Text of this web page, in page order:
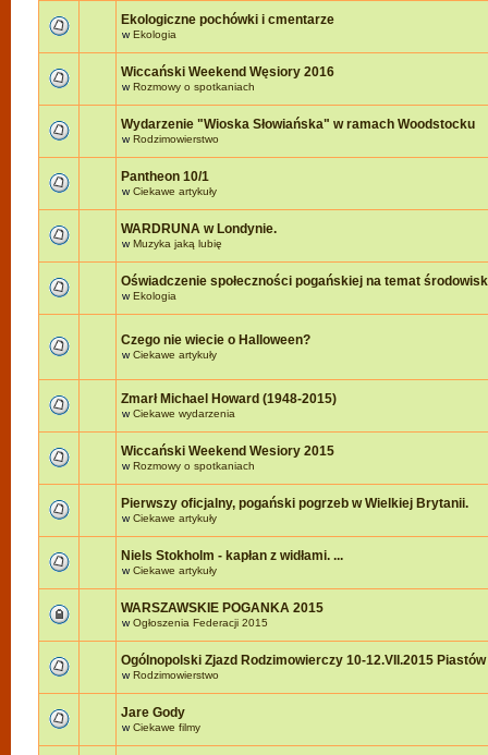
Ekologiczne pochówki i cmentarze
wEkologia
Wiccański Weekend Węsiory 2016
wRozmowy o spotkaniach
Wydarzenie "Wioska Słowiańska" w ramach Woodstocku
wRodzimowierstwo
Pantheon 10/1
wCiekawe artykuły
WARDRUNA w Londynie.
wMuzyka jaką lubię
Oświadczenie społeczności pogańskiej na temat
wEkologia
Czego nie wiecie o Halloween?
wCiekawe artykuły
Zmarł Michael Howard (1948-2015)
wCiekawe wydarzenia
Wiccański Weekend Wesiory 2015
wRozmowy o spotkaniach
Pierwszy oficjalny, pogański pogrzeb w Wielkiej Brytanii.
wCiekawe artykuły
Niels Stokholm - kapłan z widłami. ...
wCiekawe artykuły
WARSZAWSKIE POGANKA 2015
wOgłoszenia Federacji 2015
Ogólnopolski Zjazd Rodzimowierczy 10-12.VII.2015 Piastów
wRodzimowierstwo
Jare Gody
wCiekawe filmy